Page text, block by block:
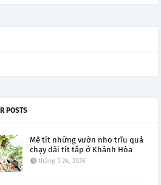
POSTS
Mê tít những vườn nho trĩu quả
chạy dài tít tắp ở Khánh Hòa
tháng 3 24, 2026